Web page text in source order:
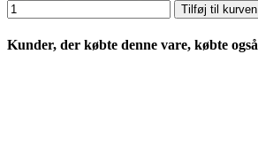
Tilføj til kurven
Kunder, der købte denne vare, købte også